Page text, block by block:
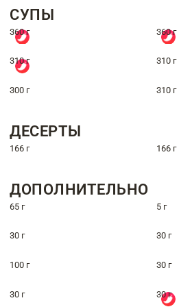
СУПЫ
360 г 360 г
310 г 310 г
300 г 310 г
ДЕСЕРТЫ
166 г 166 г
ДОПОЛНИТЕЛЬНО
65 г 5 г
30 г 30 г
100 г 30 г
30 г 30 г